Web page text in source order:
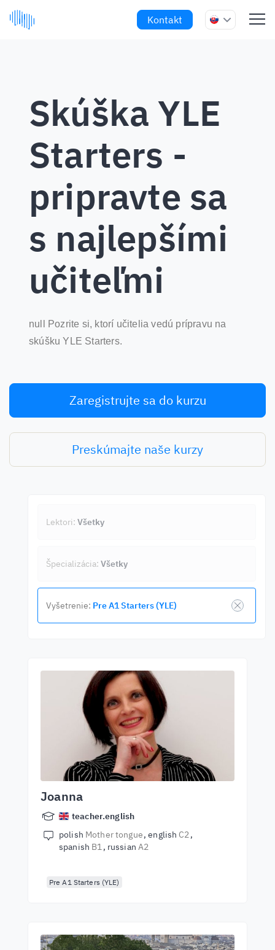
Kontakt
Skúška YLE
Starters -
pripravte sa
s najlepšími
učiteľmi
null Pozrite si, ktorí učitelia vedú prípravu na
skúšku YLE Starters.
Zaregistrujte sa do kurzu
Preskúmajte naše kurzy
Lektori: Všetky
Špecializácia: Všetky
Vyšetrenie: Pre A1 Starters (YLE)
Joanna
teacher.english
polish Mother tongue english C2
spanish B1 russian A2
Pre A1 Starters (YLE)